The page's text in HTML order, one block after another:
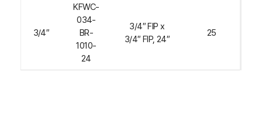
3/4″
KFWC-
034-
BR-
1010-
24
3/4″ FIP x
3/4″ FIP, 24″
25